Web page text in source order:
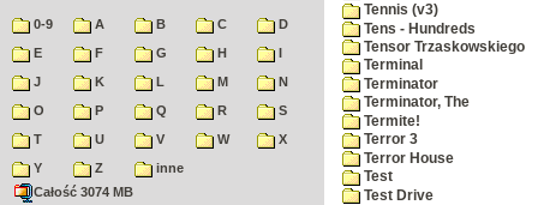
0-9 A B C
D
E
F G H
I
J
K L M
N
O
P Q R
S
T
U V W
X
Y
Z
inne
Całość 3074 MB
Tennis (v3)
Tens - Hundreds
Tensor Trzaskowskiego
Terminal
Terminator
Terminator, The
Termite!
Terror 3
Terror House
Test
Test Drive